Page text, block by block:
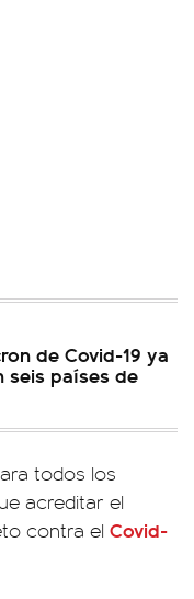
de Covid-19 ya
seis países de
todos los
acreditar el
contra el Covid-